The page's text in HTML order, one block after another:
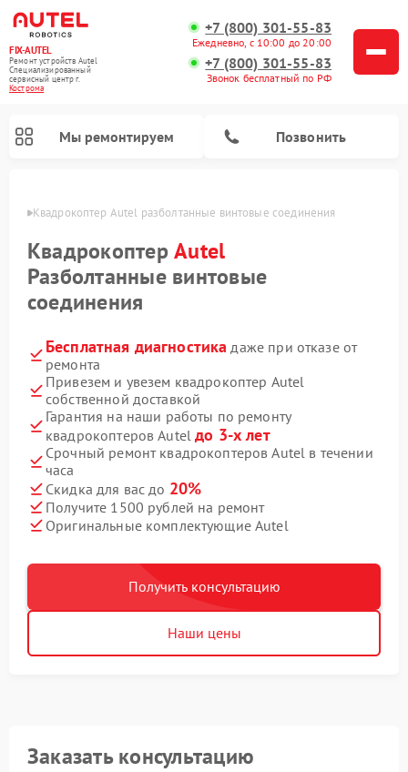
FIX-AUTEL
Ремонт устройств Autel
Специализированный
cервисный центр г.
Кострома
+7 (800) 301-55-83
Ежедневно, с 10:00 до 20:00
+7 (800) 301-55-83
Звонок бесплатный по РФ
Мы ремонтируем Позвонить
Квадрокоптер Autel разболтанные винтовые соединения
КвадрокоптерAutel
Разболтанные винтовые
соединения
Бесплатная диагностика даже при отказе от
ремонта
Привезем и увезем квадрокоптер Autel
собственной доставкой
Гарантия на наши работы по ремонту
квадрокоптеров Autelдо 3-х лет
Срочный ремонт квадрокоптеров Autel в течении
часа
Скидка для вас до 20%
Получите 1500 рублей на ремонт
Оригинальные комплектующие Autel
Получить консультацию
Наши цены
Заказать консультацию